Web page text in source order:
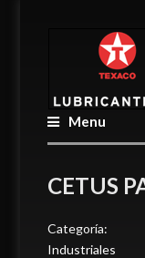
Menu
CETUS
Categoría:
Industriales